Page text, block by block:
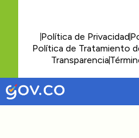
Política de Privacidad
Política de Tratamiento
Transparencia